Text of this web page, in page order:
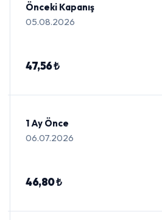
Önceki Kapanış
05.08.2026
47,56 ₺
1 Ay Önce
06.07.2026
46,80 ₺